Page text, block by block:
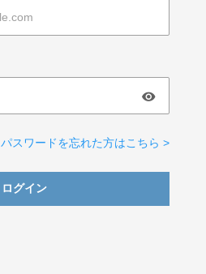
パスワードを忘れた方はこちら >
ログイン